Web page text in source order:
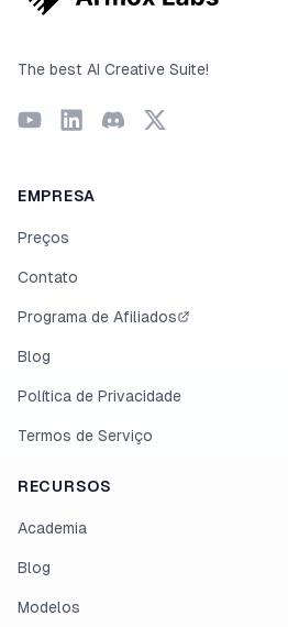
The best AI Creative Suite!
EMPRESA
Preços
Contato
Programa de Afiliados
Blog
Política de Privacidade
Termos de Serviço
RECURSOS
Academia
Blog
Modelos